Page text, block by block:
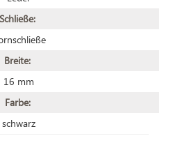
Schließe:
Breite:
16 mm
Farbe:
schwarz